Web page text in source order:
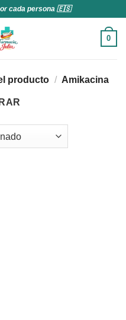
cada persona 🇪🇸
0
producto / Amikacina